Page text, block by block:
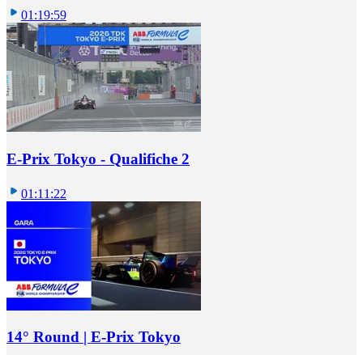
01:19:59
E-Prix Tokyo - Qualifiche 2
01:11:22
14° Round | E-Prix Tokyo